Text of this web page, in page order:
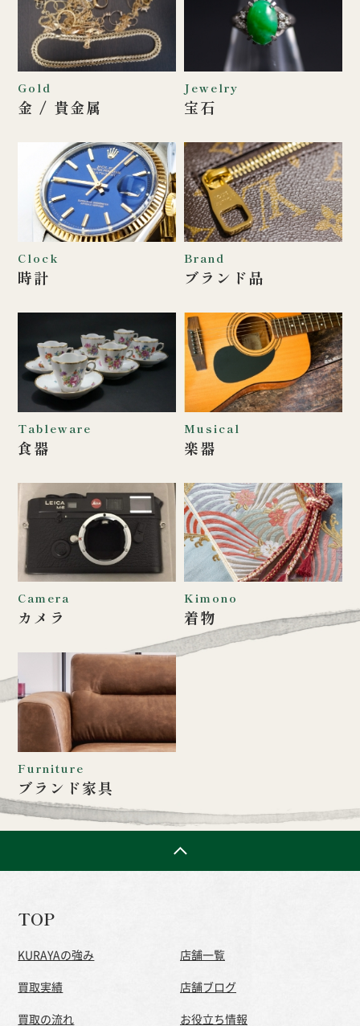
Gold
金 / 貴金属
Jewelry
宝石
Clock
時計
Brand
ブランド品
Tableware
食器
Musical
楽器
Camera
カメラ
Kimono
着物
Furniture
ブランド家具
TOP
KURAYAの強み
買取実績
買取の流れ
店舗一覧
店舗ブログ
お役立ち情報